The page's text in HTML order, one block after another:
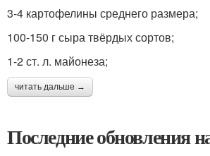
3-4 картофелины среднего размера;
100-150 г сыра твёрдых сортов;
1-2 ст. л. майонеза;
читать дальше →
Последние обновления